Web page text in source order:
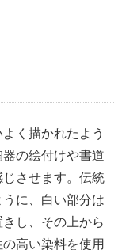
く描かれたよう
の絵付けや書道
させます。伝統
に、白い部分は
し、その上から
高い染料を使用